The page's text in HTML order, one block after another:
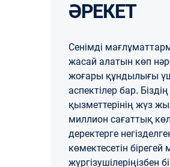
ӘРЕКЕТ
Сенімді
жасай алатын көп
жоғары құндылығы
аспектілер бар.
қызметтерінің жүз
миллион сағаттық
деректерге
көмектесетін
жүргізушілеріңізбен